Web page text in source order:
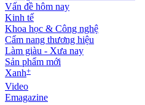
Vấn đề hôm nay
Kinh tế
Khoa học & Công nghệ
Cẩm nang thương hiệu
Làm giàu - Xưa nay
Sản phẩm mới
Xanh+
Video
Emagazine